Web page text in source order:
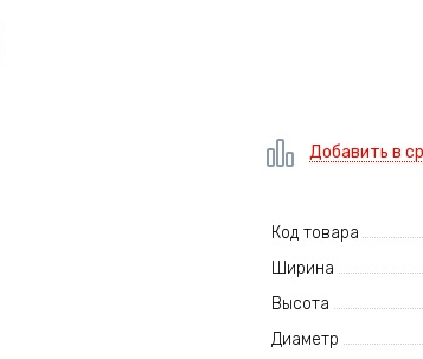
Добавить в
Код товара
Ширина
Высота
Диаметр